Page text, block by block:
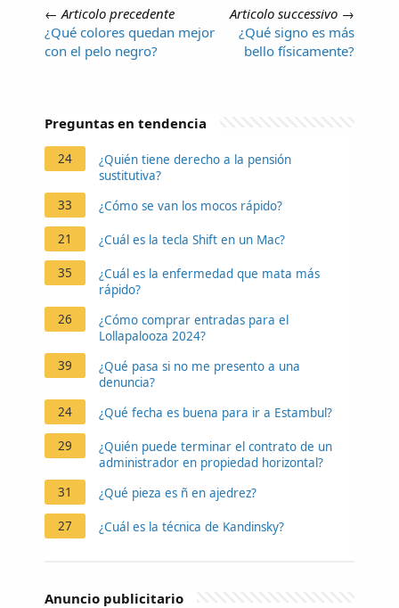
← Articolo precedente
¿Qué colores quedan mejor
con el pelo negro?
Articolo successivo →
¿Qué signo es más
bello físicamente?
Preguntas en tendencia
24
¿Quién tiene derecho a la pensión
sustitutiva?
33
¿Cómo se van los mocos rápido?
21 ¿Cuál es la tecla Shift en un Mac?
35
¿Cuál es la enfermedad que mata más
rápido?
26
¿Cómo comprar entradas para el
Lollapalooza 2024?
39
¿Qué pasa si no me presento a una
denuncia?
24
¿Qué fecha es buena para ir a Estambul?
29
¿Quién puede terminar el contrato de un
administrador en propiedad horizontal?
31
¿Qué pieza es ñ en ajedrez?
27 ¿Cuál es la técnica de Kandinsky?
Anuncio publicitario